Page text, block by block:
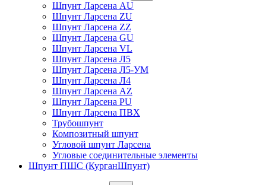
Шпунт Ларсена AU
Шпунт Ларсена ZU
Шпунт Ларсена ZZ
Шпунт Ларсена GU
Шпунт Ларсена VL
Шпунт Ларсена Л5
Шпунт Ларсена Л5-УМ
Шпунт Ларсена Л4
Шпунт Ларсена AZ
Шпунт Ларсена PU
Шпунт Ларсена ПВХ
Трубошпунт
Композитный шпунт
Угловой шпунт Ларсена
Угловые соединительные элементы
Шпунт ПШС (КурганШпунт)